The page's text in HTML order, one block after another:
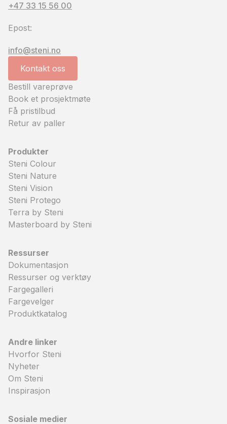
+47 33 15 56 00
Epost:
info@steni.no
Kontakt oss
Bestill vareprøve
Book et prosjektmøte
Få pristilbud
Retur av paller
Produkter
Steni Colour
Steni Nature
Steni Vision
Steni Protego
Terra by Steni
Masterboard by Steni
Ressurser
Dokumentasjon
Ressurser og verktøy
Fargegalleri
Fargevelger
Produktkatalog
Andre linker
Hvorfor Steni
Nyheter
Om Steni
Inspirasjon
Sosiale medier